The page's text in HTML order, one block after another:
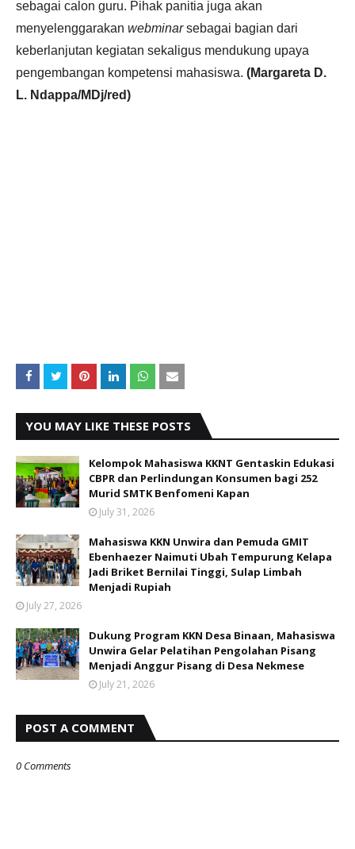
sebagai calon guru. Pihak panitia juga akan
menyelenggarakan webminarsebagai bagian dari
keberlanjutan kegiatan sekaligus mendukung upaya
pengembangan kompetensi mahasiswa. (Margareta D.
L. Ndappa/MDj/red)
YOU MAY LIKE THESE POSTS
Kelompok Mahasiswa KKNT Gentaskin Edukasi
CBPR dan Perlindungan Konsumen bagi 252
Murid SMTK Benfomeni Kapan
July 31, 2026
Mahasiswa KKN Unwira dan Pemuda GMIT
Ebenhaezer Naimuti Ubah Tempurung Kelapa
Jadi Briket Bernilai Tinggi, Sulap Limbah
Menjadi Rupiah
July 27, 2026
Dukung Program KKN Desa Binaan, Mahasiswa
Unwira Gelar Pelatihan Pengolahan Pisang
Menjadi Anggur Pisang di Desa Nekmese
July 21, 2026
POST A COMMENT
0 Comments